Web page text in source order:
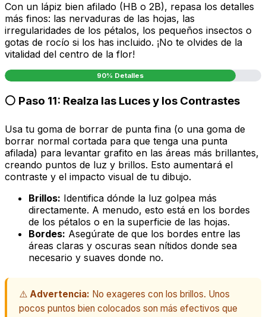
Con un lápiz bien afilado (HB o 2B), repasa los detalles
más finos: las nervaduras de las hojas, las
irregularidades de los pétalos, los pequeños insectos o
gotas de rocío si los has incluido. ¡No te olvides de la
vitalidad del centro de la flor!
90% Detalles
⚪ Paso 11: Realza las Luces y los Contrastes
Usa tu goma de borrar de punta fina (o una goma de
borrar normal cortada para que tenga una punta
afilada) para levantar grafito en las áreas más brillantes,
creando puntos de luz y brillos. Esto aumentará el
contraste y el impacto visual de tu dibujo.
Brillos: Identifica dónde la luz golpea más
directamente. A menudo, esto está en los bordes
de los pétalos o en la superficie de las hojas.
Bordes: Asegúrate de que los bordes entre las
áreas claras y oscuras sean nítidos donde sea
necesario y suaves donde no.
⚠️ Advertencia: No exageres con los brillos. Unos
pocos puntos bien colocados son más efectivos que